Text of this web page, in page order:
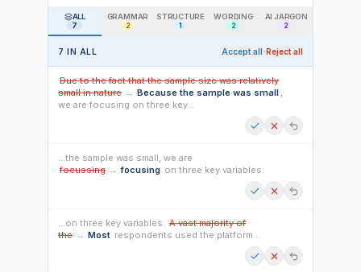
ALL
7
GRAMMAR
2
STRUCTURE
1
WORDING
2
AI JARGON
2
7 IN ALL Accept all·Reject all
Due to the fact that the sample size was relatively
small in nature → Because the sample was small ,
we are focusing on three key…
…the sample was small, we are
focussing → focusing on three key variables.
…on three key variables. A vast majority of
the → Most respondents used the platform…